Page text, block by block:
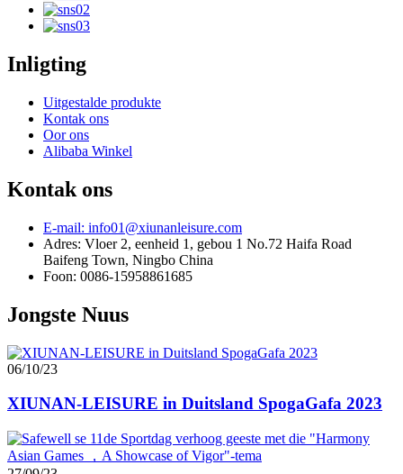
Inligting
Uitgestalde produkte
Kontak ons
Oor ons
Alibaba Winkel
Kontak ons
E-mail: info01@xiunanleisure.com
Adres: Vloer 2, eenheid 1, gebou 1 No.72 Haifa Road
Baifeng Town, Ningbo China
Foon: 0086-15958861685
Jongste Nuus
06/10/23
XIUNAN-LEISURE in Duitsland SpogaGafa 2023